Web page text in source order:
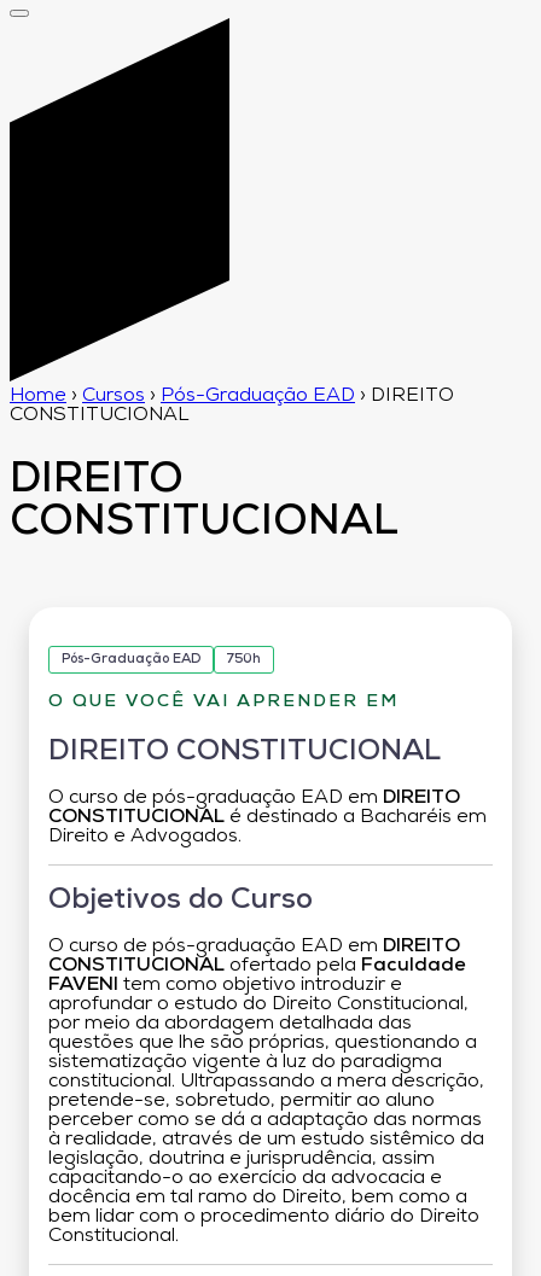
Home › Cursos › Pós-Graduação EAD › DIREITO
CONSTITUCIONAL
DIREITO
CONSTITUCIONAL
Pós-Graduação EAD 750h
O QUE VOCÊ VAI APRENDER EM
DIREITO CONSTITUCIONAL
O curso de pós-graduação EAD em DIREITO
CONSTITUCIONAL é destinado a Bacharéis em
Direito e Advogados.
Objetivos do Curso
O curso de pós-graduação EAD em DIREITO
CONSTITUCIONAL ofertado pela Faculdade
FAVENI
tem como objetivo introduzir e
aprofundar o estudo do Direito Constitucional,
por meio da abordagem detalhada das
questões que lhe são próprias, questionando a
sistematização vigente à luz do paradigma
constitucional. Ultrapassando a mera descrição,
pretende-se, sobretudo, permitir ao aluno
perceber como se dá a adaptação das normas
à realidade, através de um estudo sistêmico da
legislação, doutrina e jurisprudência, assim
capacitando-o ao exercício da advocacia e
docência em tal ramo do Direito, bem como a
bem lidar com o procedimento diário do Direito
Constitucional.